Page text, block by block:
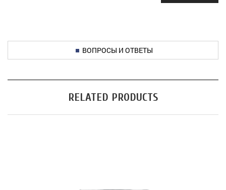
ВОПРОСЫ И ОТВЕТЫ
RELATED PRODUCTS